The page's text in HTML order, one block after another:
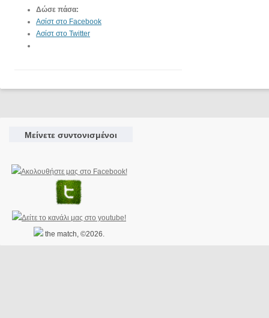
Δώσε πάσα:
Ασίστ στο Facebook
Ασίστ στο Twitter
Μείνετε συντονισμένοι
the match, ©2026.